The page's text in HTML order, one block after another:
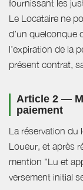
fournissant les
Le Locataire ne
d’un quelconque
l’expiration de la
présent contrat,
Article 2 —
paiement
La réservation du
Loueur, et après
mention "Lu et
versement initial